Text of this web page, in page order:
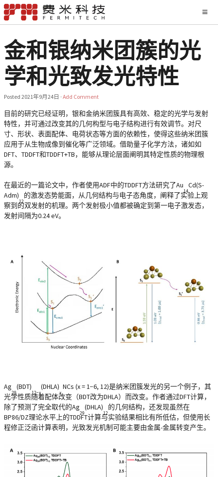
金和银纳米团簇的光
学和光致发光特性
Posted 2021年9月24日 · Add Comment
目前的研究已经证明，银和金纳米团簇具有高效、稳定的光学与发射
特性，并可通过改变其的几何构型与电子结构进行有效调节。对尺
寸、形状、表面配体、电荷状态等方面的依赖性，使得这些纳米团簇
应用于从生物成像到催化等广泛领域。借助量子化学方法，诸如如
DFT、TDDFT和TDDFT+TB，能够从理论层面阐明其特定性质的物理根
源。
在最近的一篇论文中，作者使用ADF中的TDDFT方法研究了Au
14
Cd(S-
Adm)
12
的激发态势能面，从几何结构与电子态角度，阐释了实验上观
察到的双发射的机理。两个发射极小值都被确定到第一电子激发态，
发射间隔为0.24 eV。
Ag
29
(BDT)
12−x
(DHLA)
x
NCs (x = 1−6, 12)是纳米团簇发光的另一个例子，其
光学性质随着配体改变（BDT改为DHLA）而改变。作者通过DFT计算，
除了预测了完全取代的Ag
29
(DHLA)
12
的几何结构，还发现虽然在
BP86/DZ理论水平上的TDDFT计算与实验结果相比有所低估，但使用长
程修正泛函计算表明，光致发光机制可能主要由金属-金属转变产生。